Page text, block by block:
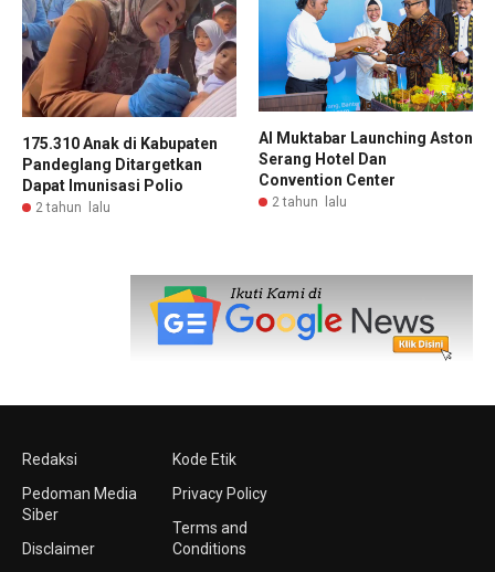
175.310 Anak di Kabupaten
Pandeglang Ditargetkan
Dapat Imunisasi Polio
2 tahun lalu
Al Muktabar Launching Aston
Serang Hotel Dan
Convention Center
2 tahun lalu
Redaksi
Pedoman Media
Siber
Disclaimer
Kode Etik
Privacy Policy
Terms and
Conditions